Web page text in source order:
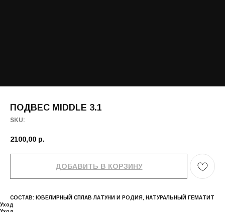
ПОДВЕС MIDDLE 3.1
SKU:
2100,00 р.
ДОБАВИТЬ В КОРЗИНУ
СОСТАВ: ЮВЕЛИРНЫЙ СПЛАВ ЛАТУНИ И РОДИЯ, НАТУРАЛЬНЫЙ ГЕМАТИТ
Уход